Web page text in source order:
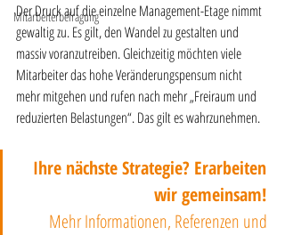
Mitarbeiterbefragung
Der Druck auf die einzelne Management-Etage nimmt
gewaltig zu. Es gilt, den Wandel zu gestalten und
massiv voranzutreiben. Gleichzeitig möchten viele
Mitarbeiter das hohe Veränderungspensum nicht
mehr mitgehen und rufen nach mehr „Freiraum und
reduzierten Belastungen“. Das gilt es wahrzunehmen.
Ihre nächste Strategie? Erarbeiten
wir gemeinsam!
Mehr Informationen, Referenzen und